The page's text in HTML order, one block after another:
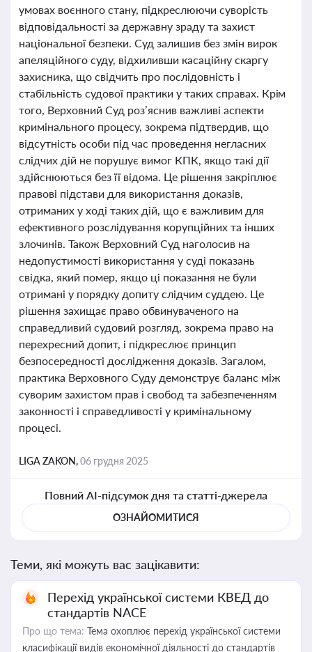
умовах воєнного стану, підкреслюючи суворість
відповідальності за державну зраду та захист
національної безпеки. Суд залишив без змін вирок
апеляційного суду, відхиливши касаційну скаргу
захисника, що свідчить про послідовність і
стабільність судової практики у таких справах. Крім
того, Верховний Суд роз’яснив важливі аспекти
кримінального процесу, зокрема підтвердив, що
відсутність особи під час проведення негласних
слідчих дій не порушує вимог КПК, якщо такі дії
здійснюються без її відома. Це рішення закріплює
правові підстави для використання доказів,
отриманих у ході таких дій, що є важливим для
ефективного розслідування корупційних та інших
злочинів. Також Верховний Суд наголосив на
недопустимості використання у суді показань
свідка, який помер, якщо ці показання не були
отримані у порядку допиту слідчим суддею. Це
рішення захищає право обвинуваченого на
справедливий судовий розгляд, зокрема право на
перехресний допит, і підкреслює принцип
безпосередності дослідження доказів. Загалом,
практика Верховного Суду демонструє баланс між
суворим захистом прав і свобод та забезпеченням
законності і справедливості у кримінальному
процесі.
LIGA ZAKON,06 грудня 2025
Повний AI-підсумок дня та статті-джерела
ОЗНАЙОМИТИСЯ
Теми, які можуть вас зацікавити:
Перехід української системи КВЕД до
стандартів NACE
Про що тема: Тема охоплює перехід української системи
класифікації видів економічної діяльності до стандартів